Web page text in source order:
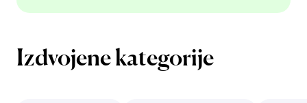
Izdvojene kategorije